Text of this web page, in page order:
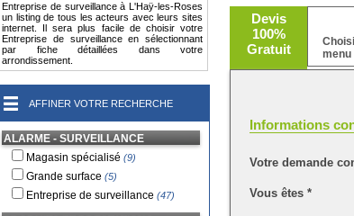
Entreprise de surveillance à L'Haÿ-les-Roses
un listing de tous les acteurs avec leurs sites
internet. Il sera plus facile de choisir votre
Entreprise de surveillance en sélectionnant
par fiche détaillées dans votre
arrondissement.
AFFINER VOTRE RECHERCHE
ALARME - SURVEILLANCE
Magasin spécialisé (9)
Grande surface (5)
Entreprise de surveillance (47)
Devis
100%
Gratuit
menu
Informations
Votre demande
Vous êtes*